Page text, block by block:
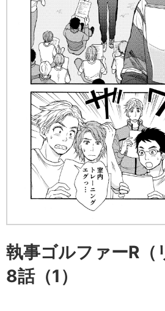
執事ゴルファーR（
8話（1）